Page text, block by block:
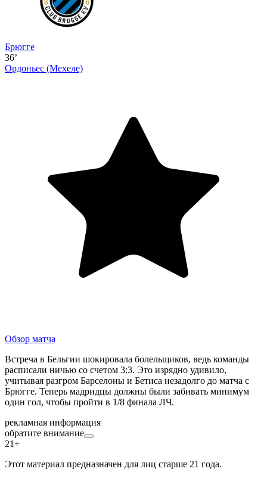
Брюгге
36’
Ордоньес (Мехеле)
Обзор матча
Встреча в Бельгии шокировала болельщиков, ведь команды
расписали ничью со счетом 3:3. Это изрядно удивило,
учитывая разгром Барселоны и Бетиса незадолго до матча с
Брюгге. Теперь мадридцы должны были забивать минимум
один гол, чтобы пройти в 1/8 финала ЛЧ.
рекламная информация
обратите внимание
21+
Этот материал предназначен для лиц старше 21 года.